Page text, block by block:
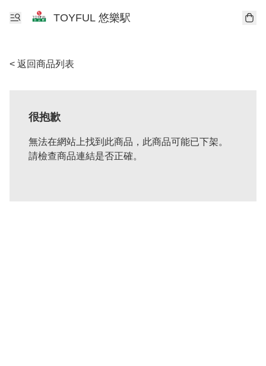
TOYFUL 悠樂駅
< 返回商品列表
很抱歉
無法在網站上找到此商品，此商品可能已下架。
請檢查商品連結是否正確。